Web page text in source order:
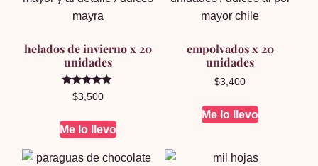
helados de invierno x 20
unidades
Valorado en
5.00
$3,500
Me lo llevo
empolvados x 20
unidades
$3,400
Me lo llevo